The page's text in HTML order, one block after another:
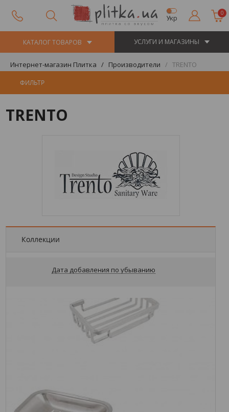
Укр
0
КАТАЛОГ ТОВАРОВ УСЛУГИ И МАГАЗИНЫ
Интернет-магазин Плитка Производители TRENTO
ФИЛЬТР
TRENTO
Коллекции
Дата добавления по убыванию